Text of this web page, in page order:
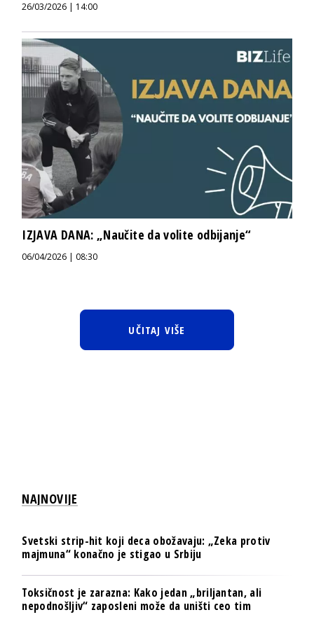
26/03/2026 | 14:00
IZJAVA DANA: „Naučite da volite odbijanje“
06/04/2026 | 08:30
UČITAJ VIŠE
NAJNOVIJE
Svetski strip-hit koji deca obožavaju: „Zeka protiv
majmuna“ konačno je stigao u Srbiju
Toksičnost je zarazna: Kako jedan „briljantan, ali
nepodnošljiv“ zaposleni može da uništi ceo tim